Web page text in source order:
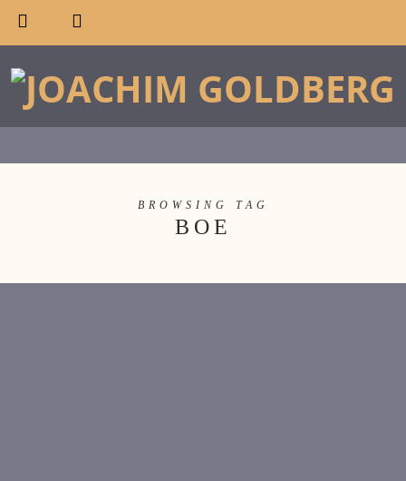
BROWSING TAG
BOE